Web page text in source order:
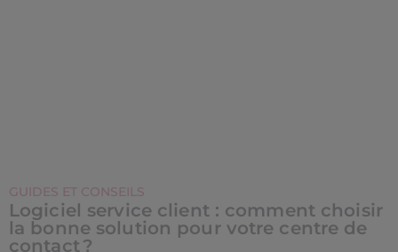
GUIDES ET CONSEILS
Logiciel service client : comment choisir
la bonne solution pour votre centre de
contact ?